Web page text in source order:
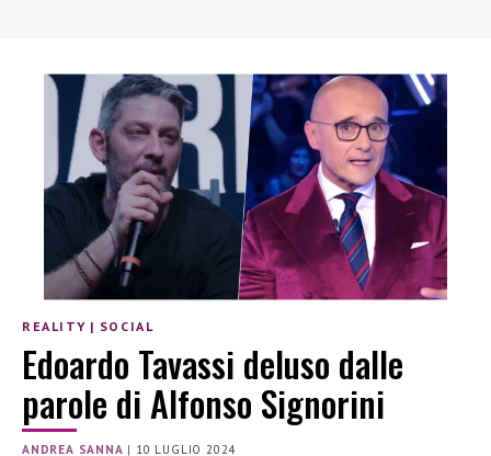
REALITY | SOCIAL
Edoardo Tavassi deluso dalle
parole di Alfonso Signorini
ANDREA SANNA | 10 LUGLIO 2024